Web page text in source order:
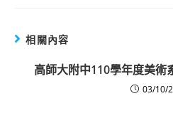
相關內容
高師大附中110學年度美術
03/10/